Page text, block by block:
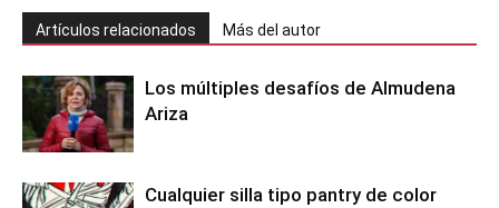
Artículos relacionados Más del autor
Los múltiples desafíos de Almudena
Ariza
Cualquier silla tipo pantry de color